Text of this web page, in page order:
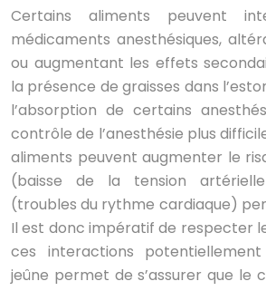
Certains aliments peuvent
médicaments anesthésiques,
ou augmentant les effets
la présence de graisses dans
l’absorption de certains
contrôle de l’anesthésie plus
aliments peuvent augmenter le
(baisse de la tension
(troubles du rythme cardiaque)
Il est donc impératif de respecter
ces interactions potentiellement
jeûne permet de s’assurer que le